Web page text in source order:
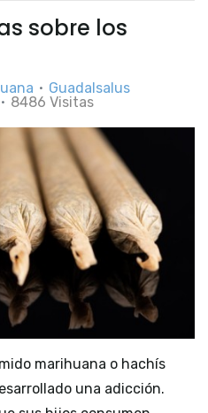
sobre los
Guadalsalus
8486 Visitas
marihuana o hachís
una adicción.